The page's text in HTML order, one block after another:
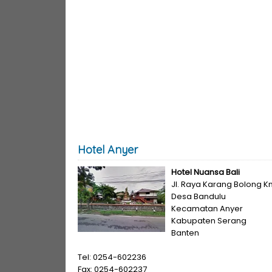
Hotel Anyer
Hotel Nuansa Bali
Jl. Raya Karang Bolong
Desa Bandulu
Kecamatan Anyer
Kabupaten Serang
Banten
Tel: 0254-602236
Fax: 0254-602237